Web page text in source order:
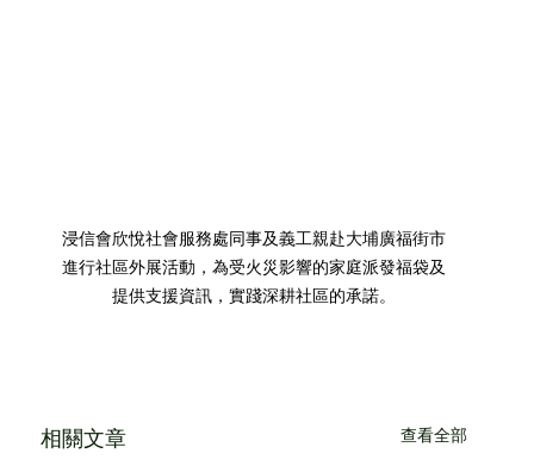
浸信會欣悅社會服務處同事及義工親赴大埔廣福街市
進行社區外展活動，為受火災影響的家庭派發福袋及
提供支援資訊，實踐深耕社區的承諾。
相關文章 查看全部